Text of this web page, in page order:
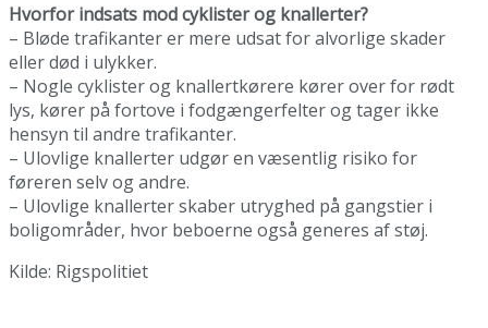
Hvorfor indsats mod cyklister og knallerter?
– Bløde trafikanter er mere udsat for alvorlige skader
eller død i ulykker.
– Nogle cyklister og knallertkørere kører over for rødt
lys, kører på fortove i fodgængerfelter og tager ikke
hensyn til andre trafikanter.
– Ulovlige knallerter udgør en væsentlig risiko for
føreren selv og andre.
– Ulovlige knallerter skaber utryghed på gangstier i
boligområder, hvor beboerne også generes af støj.
Kilde: Rigspolitiet